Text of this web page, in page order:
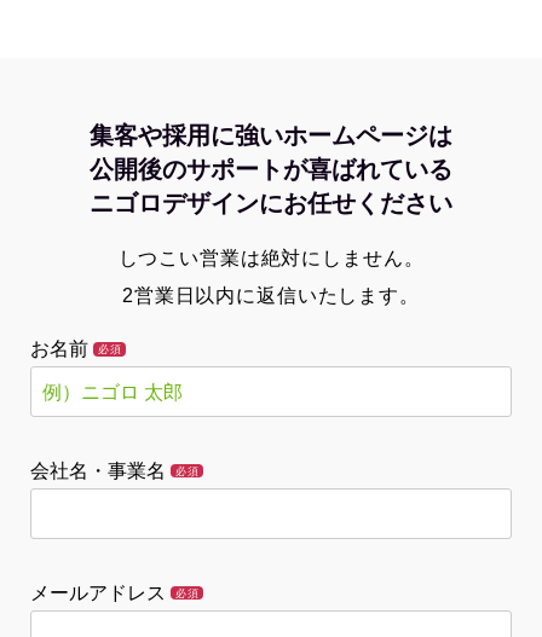
集客や採用に強いホームページは
公開後のサポートが喜ばれている
ニゴロデザインにお任せください
しつこい営業は絶対にしません。
2営業日以内に返信いたします。
お名前 必須
会社名・事業名 必須
メールアドレス 必須